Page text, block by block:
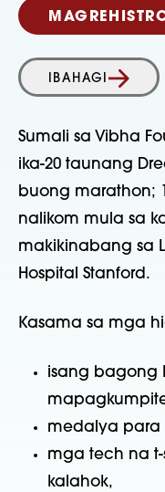
IBAHAGI
Sumali sa Vibha
ika-20 taunang
buong marathon;
nalikom mula sa
makikinabang sa
Hospital Stanford.
Kasama sa mga
isang bagong
medalya para
mga tech na
kalahok,